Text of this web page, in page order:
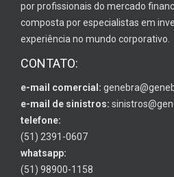
por profissionais do mercado
composta por especialistas em
experiência no mundo corporativo.
CONTATO:
e-mail comercial:
e-mail de sinistros:
telefone:
(51) 2391-0607
whatsapp:
(51) 98900-1158